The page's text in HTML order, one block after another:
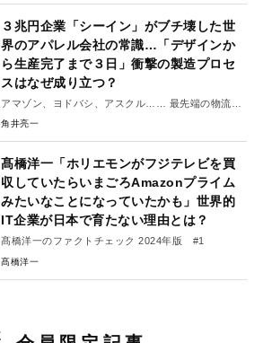
３兆円企業「シーイン」がブチ壊した世
界のアパレル会社の常識…「デザインか
ら生産完了まで３日」衝撃の製造プロセ
スはなぜ成り立つ？
アマゾン、ヨドバシ、アスクル…… 最先端の物流戦
略 #1
角井亮一
髙橋洋一「ホリエモンがフジテレビを買
収していたらいまごろAmazonプライム
みたいなことになっていたかも」世界的
IT企業が日本で育たない理由とは？
髙橋洋一のファクトチェック 2024年版 #1
髙橋洋一